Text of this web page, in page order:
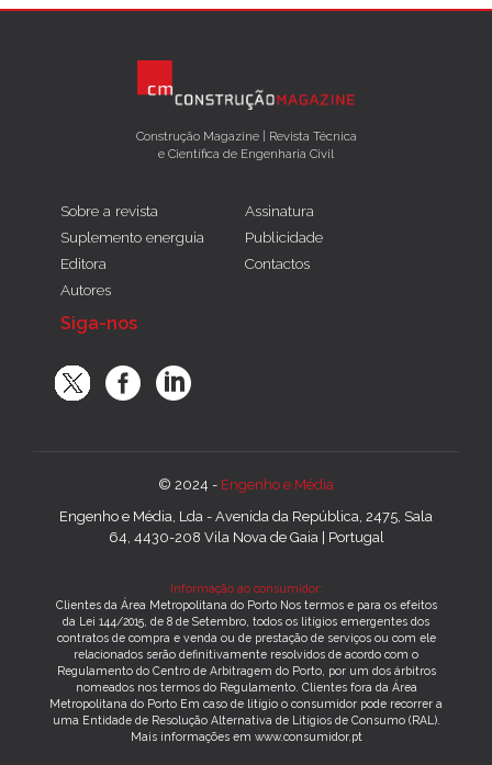
Construção Magazine | Revista Técnica
e Científica de Engenharia Civil
Sobre a revista
Suplemento energuia
Editora
Autores
Assinatura
Publicidade
Contactos
Siga-nos
© 2024 - Engenho e Média
Engenho e Média, Lda - Avenida da República, 2475, Sala
64, 4430-208 Vila Nova de Gaia | Portugal
Informação ao consumidor:
Clientes da Área Metropolitana do Porto Nos termos e para os efeitos
da Lei 144/2015, de 8 de Setembro, todos os litígios emergentes dos
contratos de compra e venda ou de prestação de serviços ou com ele
relacionados serão definitivamente resolvidos de acordo com o
Regulamento do Centro de Arbitragem do Porto, por um dos árbitros
nomeados nos termos do Regulamento. Clientes fora da Área
Metropolitana do Porto Em caso de litígio o consumidor pode recorrer a
uma Entidade de Resolução Alternativa de Litígios de Consumo (RAL).
Mais informações em www.consumidor.pt